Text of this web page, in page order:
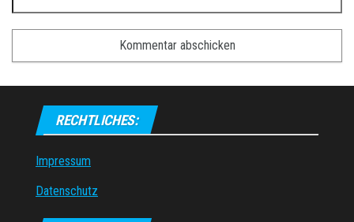
RECHTLICHES:
Impressum
Datenschutz